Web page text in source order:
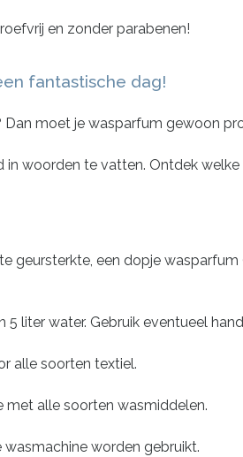
en zonder parabenen!
fantastische dag!
Dan moet je wasparfum gewoon
in woorden te vatten. Ontdek
geursterkte, een dopje
liter water. Gebruik eventueel
alle soorten textiel.
alle soorten wasmiddelen.
worden gebruikt.